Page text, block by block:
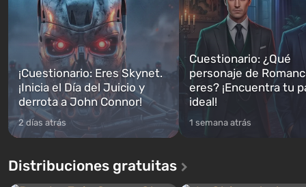
¡Cuestionario: Eres Skynet.
¡Inicia el Día del Juicio y
derrota a John Connor!
2 días atrás
Cuestionario: ¿Qué
personaje de
eres? ¡Encuentra tu
ideal!
1 semana atrás
Distribuciones gratuitas